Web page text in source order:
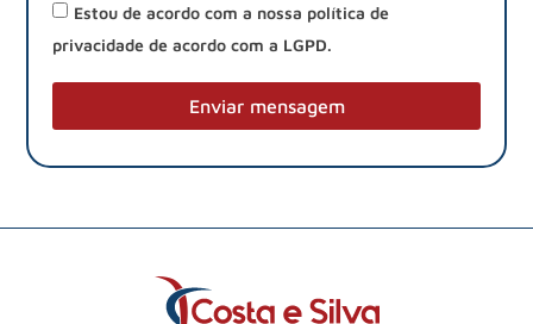
Estou de acordo com a nossa política de
privacidade de acordo com a LGPD.
Enviar mensagem